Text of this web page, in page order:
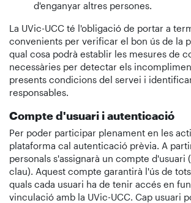
d'enganyar altres persones.
La UVic-UCC té l'obligació de portar a
convenients per verificar el bon ús de la
qual cosa podrà establir les mesures de
necessàries per detectar els
presents condicions del servei i
responsables.
Compte d'usuari i autenticació
Per poder participar plenament en les
plataforma cal autenticació prèvia. A
personals s'assignarà un compte d'usuari
clau). Aquest compte garantirà l'ús de
quals cada usuari ha de tenir accés en
vinculació amb la UVic-UCC. Cap usuari